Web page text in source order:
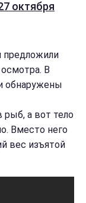
октября
предложили
В
обнаружены
а вот тело
Вместо него
вес изъятой